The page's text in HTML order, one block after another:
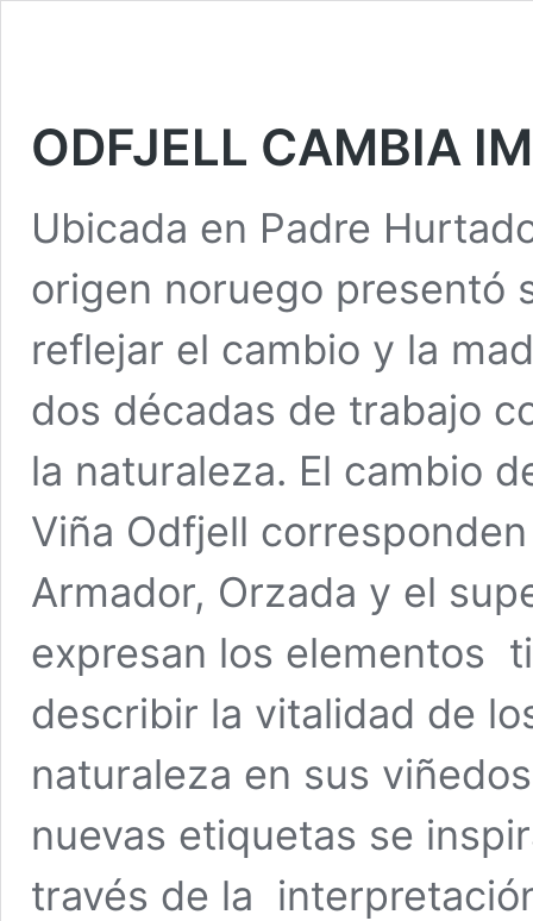
ODFJELL CAMBIA
Ubicada en Padre
origen noruego presentó
reflejar el cambio y la
dos décadas de trabajo
la naturaleza. El cambio
Viña Odfjell
Armador, Orzada y el
expresan los elementos
describir la vitalidad de
naturaleza en sus
nuevas etiquetas se
través de la